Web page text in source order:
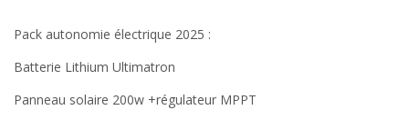
Pack autonomie électrique 2025 :
Batterie Lithium Ultimatron
Panneau solaire 200w +régulateur MPPT